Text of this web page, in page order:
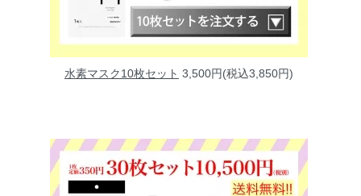
水素マスク10枚セット 3,500円(税込3,850円)